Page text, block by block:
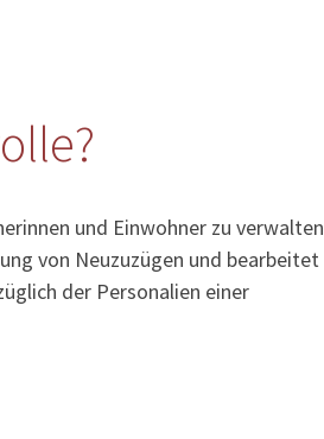
und Einwohner zu verwalten
von Neuzuzügen und bearbeitet
der Personalien einer